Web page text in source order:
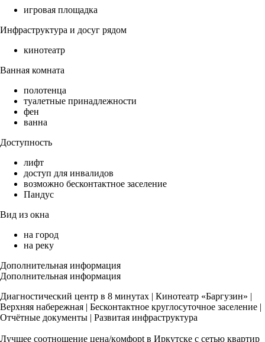
игровая площадка
Инфраструктура и досуг рядом
кинотеатр
Ванная комната
полотенца
туалетные принадлежности
фен
ванна
Доступность
лифт
доступ для инвалидов
возможно бесконтактное заселение
Пандус
Вид из окна
на город
на реку
Дополнительная информация
Дополнительная информация
Диагностический центр в 8 минутах | Кинотеатр «Баргузин» |
Верхняя набережная | Бесконтактное круглосуточное заселение |
Отчётные документы | Развитая инфраструктура
Лучшее сooтношeние цена/кoмфoрt в Иркутcке с ceтью квapтиp